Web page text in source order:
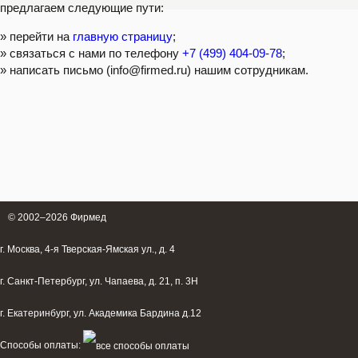
предлагаем следующие пути:
» перейти на главную страницу;
» связаться с нами по телефону +7 (499) 404-09-78;
» написать письмо (info@firmed.ru) нашим сотрудникам.
© 2002–2026 Фирмед
г. Москва, 4-я Тверская-Ямская ул., д. 4
г. Санкт-Петербург, ул. Чапаева, д. 21, п. 3Н
г. Екатеринбург, ул. Академика Бардина д.12
Способы оплаты: